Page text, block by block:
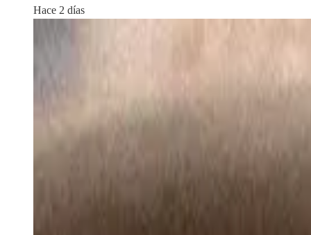
Hace 2 días